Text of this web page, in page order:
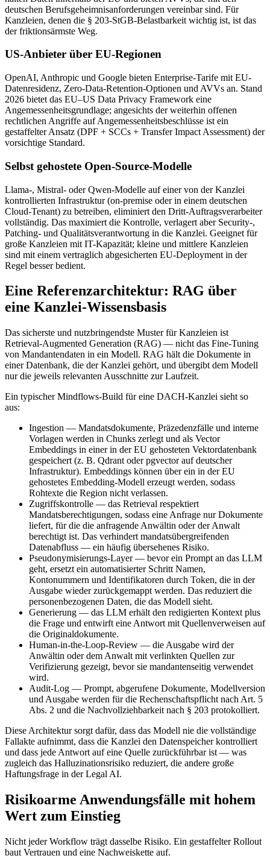
deutschen Berufsgeheimnisanforderungen vereinbar sind. Für
Kanzleien, denen die § 203-StGB-Belastbarkeit wichtig ist, ist das
der friktionsärmste Weg.
US-Anbieter über EU-Regionen
OpenAI, Anthropic und Google bieten Enterprise-Tarife mit EU-
Datenresidenz, Zero-Data-Retention-Optionen und AVVs an. Stand
2026 bietet das EU–US Data Privacy Framework eine
Angemessenheitsgrundlage; angesichts der weiterhin offenen
rechtlichen Angriffe auf Angemessenheitsbeschlüsse ist ein
gestaffelter Ansatz (DPF + SCCs + Transfer Impact Assessment) der
vorsichtige Standard.
Selbst gehostete Open-Source-Modelle
Llama-, Mistral- oder Qwen-Modelle auf einer von der Kanzlei
kontrollierten Infrastruktur (on-premise oder in einem deutschen
Cloud-Tenant) zu betreiben, eliminiert den Dritt-Auftragsverarbeiter
vollständig. Das maximiert die Kontrolle, verlagert aber Security-,
Patching- und Qualitätsverantwortung in die Kanzlei. Geeignet für
große Kanzleien mit IT-Kapazität; kleine und mittlere Kanzleien
sind mit einem vertraglich abgesicherten EU-Deployment in der
Regel besser bedient.
Eine Referenzarchitektur: RAG über
eine Kanzlei-Wissensbasis
Das sicherste und nutzbringendste Muster für Kanzleien ist
Retrieval-Augmented Generation (RAG) — nicht das Fine-Tuning
von Mandantendaten in ein Modell. RAG hält die Dokumente in
einer Datenbank, die der Kanzlei gehört, und übergibt dem Modell
nur die jeweils relevanten Ausschnitte zur Laufzeit.
Ein typischer Mindflows-Build für eine DACH-Kanzlei sieht so
aus:
Ingestion — Mandatsdokumente, Präzedenzfälle und interne
Vorlagen werden in Chunks zerlegt und als Vector
Embeddings in einer in der EU gehosteten Vektordatenbank
gespeichert (z. B. Qdrant oder pgvector auf deutscher
Infrastruktur). Embeddings können über ein in der EU
gehostetes Embedding-Modell erzeugt werden, sodass
Rohtexte die Region nicht verlassen.
Zugriffskontrolle — das Retrieval respektiert
Mandatsberechtigungen, sodass eine Anfrage nur Dokumente
liefert, für die die anfragende Anwältin oder der Anwalt
berechtigt ist. Das verhindert mandatsübergreifenden
Datenabfluss — ein häufig übersehenes Risiko.
Pseudonymisierungs-Layer— bevor ein Prompt an das LLM
geht, ersetzt ein automatisierter Schritt Namen,
Kontonummern und Identifikatoren durch Token, die in der
Ausgabe wieder zurückgemappt werden. Das reduziert die
personenbezogenen Daten, die das Modell sieht.
Generierung — das LLM erhält den redigierten Kontext plus
die Frage und entwirft eine Antwort mit Quellenverweisen auf
die Originaldokumente.
Human-in-the-Loop-Review — die Ausgabe wird der
Anwältin oder dem Anwalt mit verlinkten Quellen zur
Verifizierung gezeigt, bevor sie mandantenseitig verwendet
wird.
Audit-Log — Prompt, abgerufene Dokumente, Modellversion
und Ausgabe werden für die Rechenschaftspflicht nach Art. 5
Abs. 2 und die Nachvollziehbarkeit nach § 203 protokolliert.
Diese Architektur sorgt dafür, dass das Modell nie die vollständige
Fallakte aufnimmt, dass die Kanzlei den Datenspeicher kontrolliert
und dass jede Antwort auf eine Quelle zurückführbar ist — was
zugleich das Halluzinationsrisiko reduziert, die andere große
Haftungsfrage in der Legal AI.
Risikoarme Anwendungsfälle mit hohem
Wert zum Einstieg
Nicht jeder Workflow trägt dasselbe Risiko. Ein gestaffelter Rollout
baut Vertrauen und eine Nachweiskette auf.